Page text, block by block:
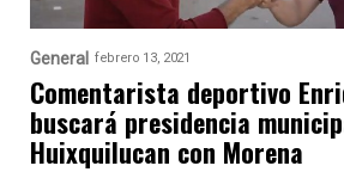
General febrero 13, 2021
Comentarista deportivo
buscará presidencia
Huixquilucan con Morena